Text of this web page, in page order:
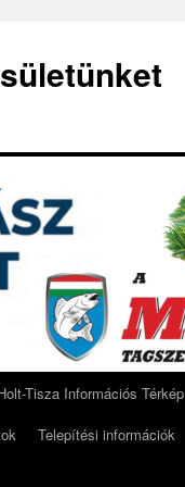
Tisza Információs Térkép
Telepítési információk